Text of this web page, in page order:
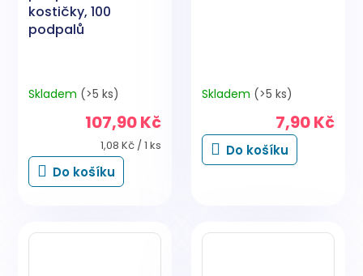
kostičky, 100
podpalů
Skladem (>5 ks)
107,90 Kč
Měrná
cena:
1,08 Kč / 1 ks
Do košíku
Skladem (>5 ks)
7,90 Kč
Do košíku